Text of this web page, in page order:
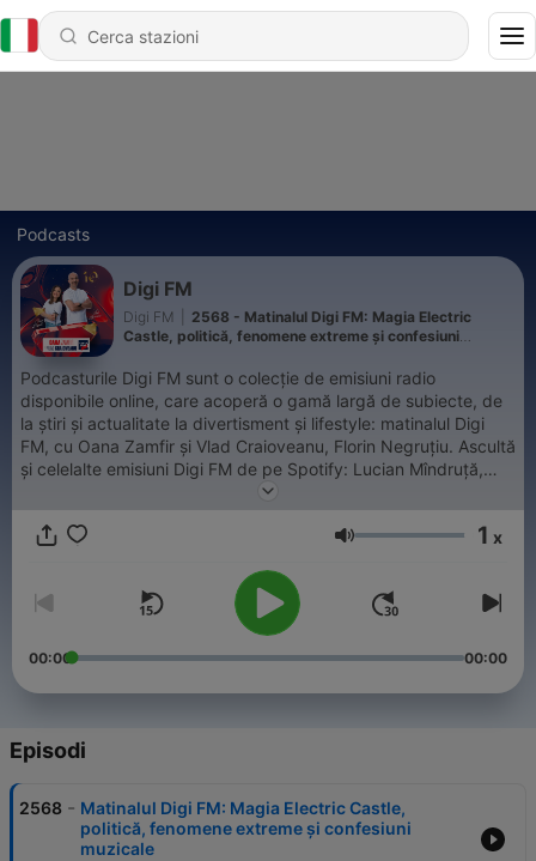
Podcasts
Digi FM
Digi FM
2568 - Matinalul Digi FM: Magia Electric
Castle, politică, fenomene extreme și confesiuni
Podcasturile Digi FM sunt o colecție de emisiuni radio
disponibile online, care acoperă o gamă largă de subiecte, de
la știri și actualitate la divertisment și lifestyle: matinalul Digi
FM, cu Oana Zamfir și Vlad Craioveanu, Florin Negruțiu. Ascultă
și celelalte emisiuni Digi FM de pe Spotify: ⁠Lucian Mîndruță,
⁠Audiență Națională, ⁠⁠⁠⁠Unguru Bulan, ⁠⁠⁠⁠Top 20 Digi FM⁠. Ascultă Digi
informat. Ca să știi: App Store:
Google Play: https://play.google.com/store/apps/d
Volume 1 x
00:00 00:00
Episodi
2568 - Matinalul Digi FM: Magia Electric Castle,
politică, fenomene extreme și confesiuni
muzicale